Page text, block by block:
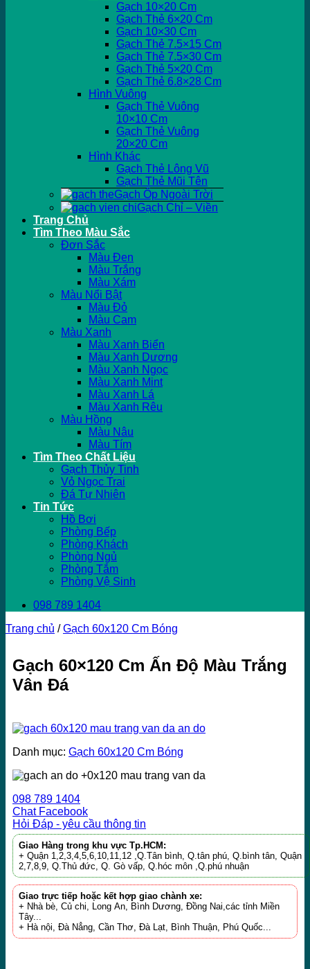
Gạch 10×20 Cm
Gạch Thẻ 6×20 Cm
Gạch 10×30 Cm
Gạch Thẻ 7.5×15 Cm
Gạch Thẻ 7.5×30 Cm
Gạch Thẻ 5×20 Cm
Gạch Thẻ 6.8×28 Cm
Hình Vuông
Gạch Thẻ Vuông
10×10 Cm
Gạch Thẻ Vuông
20×20 Cm
Hình Khác
Gạch Thẻ Lông Vũ
Gạch Thẻ Mũi Tên
Gạch Ốp Ngoài Trời
Gạch Chỉ – Viền
Trang Chủ
Tìm Theo Màu Sắc
Đơn Sắc
Màu Đen
Màu Trắng
Màu Xám
Màu Nổi Bật
Màu Đỏ
Màu Cam
Màu Xanh
Màu Xanh Biển
Màu Xanh Dương
Màu Xanh Ngọc
Màu Xanh Mint
Màu Xanh Lá
Màu Xanh Rêu
Màu Hồng
Màu Nâu
Màu Tím
Tìm Theo Chất Liệu
Gạch Thủy Tinh
Vỏ Ngọc Trai
Đá Tự Nhiên
Tin Tức
Hồ Bơi
Phòng Bếp
Phòng Khách
Phòng Ngủ
Phòng Tắm
Phòng Vệ Sinh
098 789 1404
Trang chủ / Gạch 60x120 Cm Bóng
Gạch 60×120 Cm Ấn Độ Màu Trắng
Vân Đá
Danh mục: Gạch 60x120 Cm Bóng
098 789 1404
Chat Facebook
Hỏi Đáp - yêu cầu thông tin
Giao Hàng trong khu vực Tp.HCM:
+ Quận 1,2,3,4,5,6,10,11,12 ,Q.Tân bình, Q.tân phú, Q.bình tân, Quận
2,7,8,9, Q.Thủ đức, Q. Gò vấp, Q.hóc môn ,Q.phú nhuận
Giao trực tiếp hoặc kết hợp giao chành xe:
+ Nhà bè, Củ chi, Long An, Bình Dương, Đồng Nai,các tỉnh Miền
Tây...
+ Hà nội, Đà Nẳng, Cần Thơ, Đà Lạt, Bình Thuận, Phú Quốc...